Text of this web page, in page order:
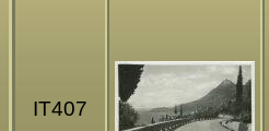
IT407